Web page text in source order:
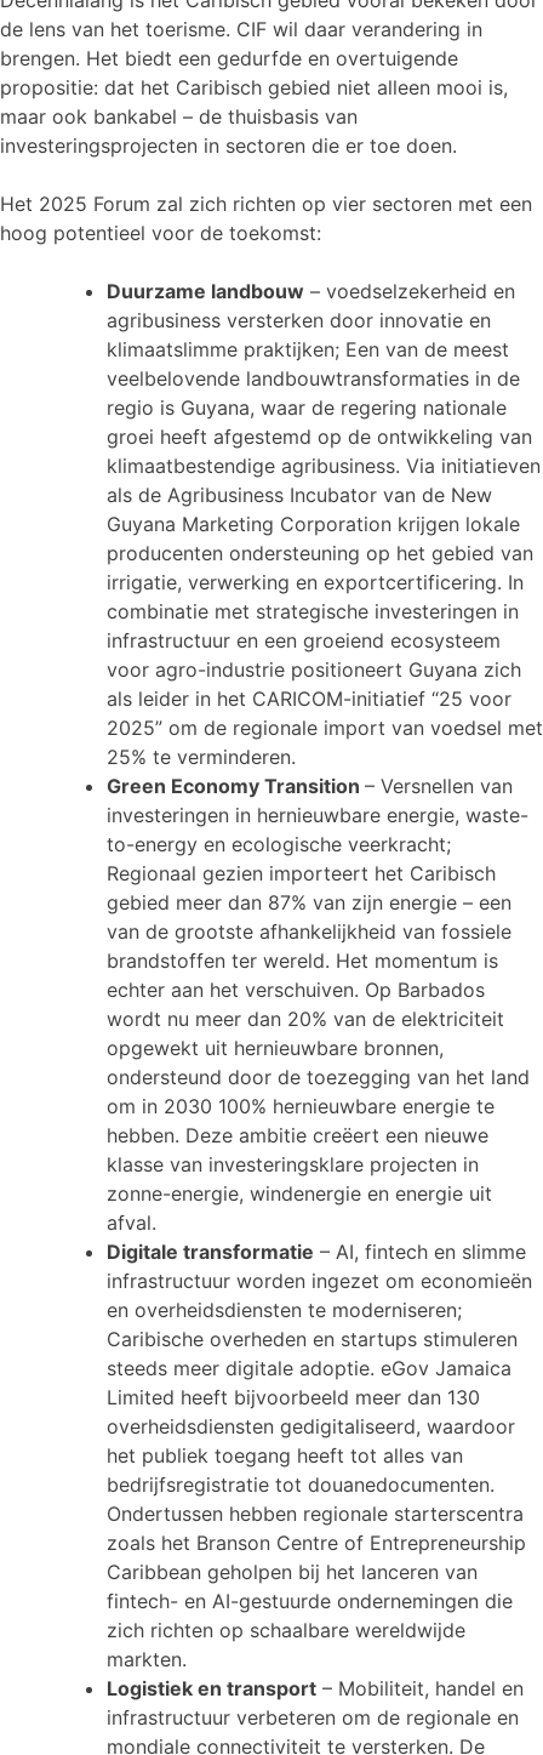
de lens van het toerisme. CIF wil daar verandering in
brengen. Het biedt een gedurfde en overtuigende
propositie: dat het Caribisch gebied niet alleen mooi is,
maar ook bankabel – de thuisbasis van
investeringsprojecten in sectoren die er toe doen.
Het 2025 Forum zal zich richten op vier sectoren met een
hoog potentieel voor de toekomst:
Duurzame landbouw – voedselzekerheid en
agribusiness versterken door innovatie en
klimaatslimme praktijken; Een van de meest
veelbelovende landbouwtransformaties in de
regio is Guyana, waar de regering nationale
groei heeft afgestemd op de ontwikkeling van
klimaatbestendige agribusiness. Via initiatieven
als de Agribusiness Incubator van de New
Guyana Marketing Corporation krijgen lokale
producenten ondersteuning op het gebied van
irrigatie, verwerking en exportcertificering. In
combinatie met strategische investeringen in
infrastructuur en een groeiend ecosysteem
voor agro-industrie positioneert Guyana zich
als leider in het CARICOM-initiatief “25 voor
2025” om de regionale import van voedsel met
25% te verminderen.
Green Economy Transition – Versnellen van
investeringen in hernieuwbare energie, waste-
to-energy en ecologische veerkracht;
Regionaal gezien importeert het Caribisch
gebied meer dan 87% van zijn energie – een
van de grootste afhankelijkheid van fossiele
brandstoffen ter wereld. Het momentum is
echter aan het verschuiven. Op Barbados
wordt nu meer dan 20% van de elektriciteit
opgewekt uit hernieuwbare bronnen,
ondersteund door de toezegging van het land
om in 2030 100% hernieuwbare energie te
hebben. Deze ambitie creëert een nieuwe
klasse van investeringsklare projecten in
zonne-energie, windenergie en energie uit
afval.
Digitale transformatie – AI, fintech en slimme
infrastructuur worden ingezet om economieën
en overheidsdiensten te moderniseren;
Caribische overheden en startups stimuleren
steeds meer digitale adoptie. eGov Jamaica
Limited heeft bijvoorbeeld meer dan 130
overheidsdiensten gedigitaliseerd, waardoor
het publiek toegang heeft tot alles van
bedrijfsregistratie tot douanedocumenten.
Ondertussen hebben regionale starterscentra
zoals het Branson Centre of Entrepreneurship
Caribbean geholpen bij het lanceren van
fintech- en AI-gestuurde ondernemingen die
zich richten op schaalbare wereldwijde
markten.
Logistiek en transport – Mobiliteit, handel en
infrastructuur verbeteren om de regionale en
mondiale connectiviteit te versterken. De